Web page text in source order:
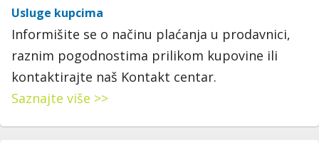
Usluge kupcima
Informišite se o načinu plaćanja u prodavnici,
raznim pogodnostima prilikom kupovine ili
kontaktirajte naš Kontakt centar.
Saznajte više >>